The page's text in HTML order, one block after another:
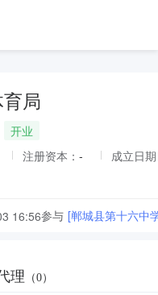
局
开业
注册资本： -
成立日
16:56参与 [郸城县第十六中
理 （0）